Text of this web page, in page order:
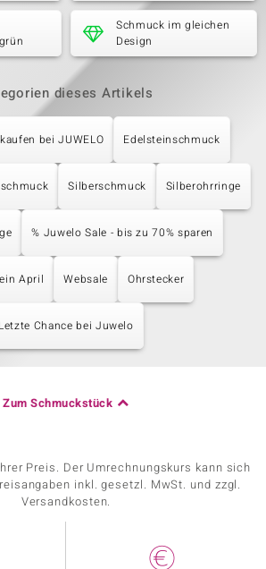
Schmuck im gleichen
Design
dieses Artikels
bei JUWELO Edelsteinschmuck
Silberschmuck Silberohrringe
% Juwelo Sale - bis zu 70% sparen
April Websale Ohrstecker
Letzte Chance bei Juwelo
Zum Schmuckstück
Preis. Der Umrechnungskurs kann sich
inkl. gesetzl. MwSt. und zzgl.
Versandkosten.